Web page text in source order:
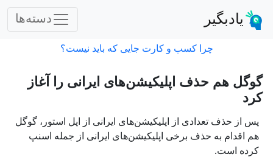
یادبگیر دسته‌ها
چرا کسب و کارت جایی که باید نیست؟
گوگل هم حذف اپلیکیشن‌های ایرانی را آغاز
کرد
پس از حذف تعدادی از اپلیکیشن‌های ایرانی از اپل استور، گوگل
هم اقدام به حذف برخی اپلیکیشن‌های ایرانی از جمله اسنپ
کرده است.